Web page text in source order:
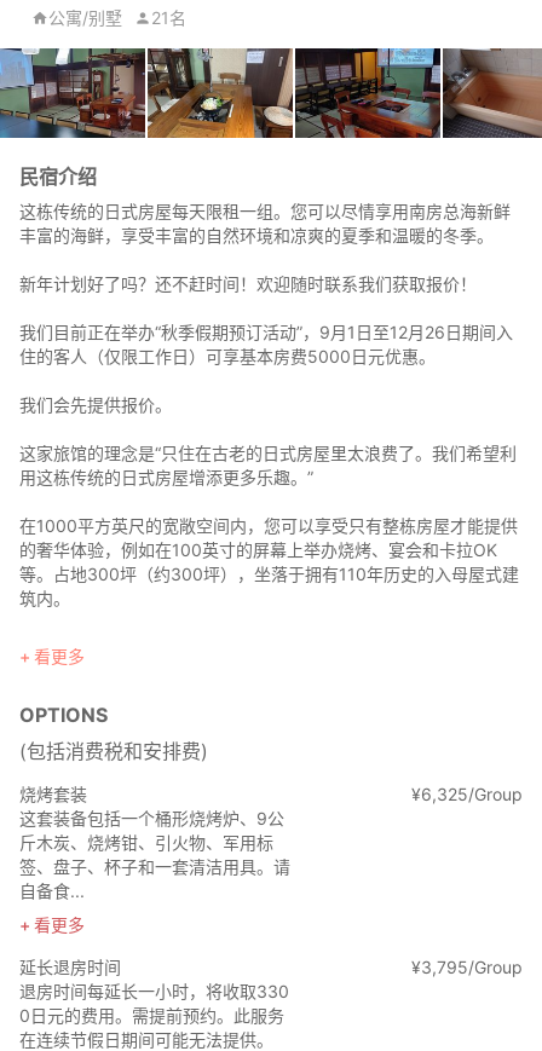
公寓/别墅 21名
民宿介绍
这栋传统的日式房屋每天限租一组。您可以尽情享用南房总海新鲜
丰富的海鲜，享受丰富的自然环境和凉爽的夏季和温暖的冬季。
新年计划好了吗？还不赶时间！欢迎随时联系我们获取报价！
我们目前正在举办“秋季假期预订活动”，9月1日至12月26日期间入
住的客人（仅限工作日）可享基本房费5000日元优惠。
我们会先提供报价。
这家旅馆的理念是“只住在古老的日式房屋里太浪费了。我们希望利
用这栋传统的日式房屋增添更多乐趣。”
在1000平方英尺的宽敞空间内，您可以享受只有整栋房屋才能提供
的奢华体验，例如在100英寸的屏幕上举办烧烤、宴会和卡拉OK
等。占地300坪（约300坪），坐落于拥有110年历史的入母屋式建
筑内。
这家旅馆非常适合家庭、同学、同事以及任何想要享受乐趣的人入
住。
宽敞的浴室采用桧木材质，浴室经过全面翻新，设有独立淋浴间、
系统厨房和三个带淋浴的卫生间。此外，还免费提供壁炉，方便成
人在卡拉OK派对后围坐在壁炉旁享受美好时光。
基本租赁费用相同，最多可容纳6人。需另行支付8,800日元的清洁
费。每增加一人，需额外支付4,950日元。
-价格含税- 白滨洛翔馆
单独清洁费 8,800 日元（含税）
A 号房费（旺季）
入住人数 *价格含税
基本价格（最多 6 位客人）
99,000 日元
7 位客人 103,950 日元
看更多
OPTIONS
(包括消费税和安排费)
烧烤套装
这套装备包括一个桶形烧烤炉、9公
斤木炭、烧烤钳、引火物、军用标
签、盘子、杯子和一套清洁用具。请
自备食...
看更多
¥6,325/Group
延长退房时间
退房时间每延长一小时，将收取330
0日元的费用。需提前预约。此服务
在连续节假日期间可能无法提供。
¥3,795/Group